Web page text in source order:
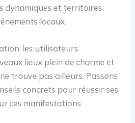
dynamiques et territoires
locaux.
les utilisateurs
lieux plein de charme et
trouve pas ailleurs. Passons
concrets pour réussir ses
ces manifestations